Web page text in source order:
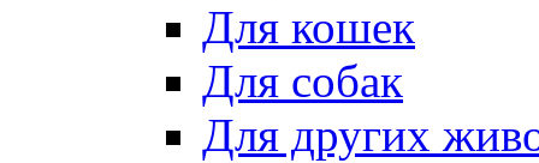
Для кошек
Для собак
Для других